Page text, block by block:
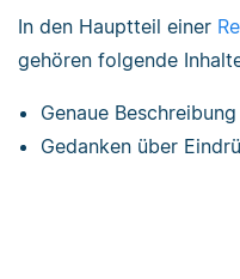
In den Hauptteil einer
gehören folgende
Genaue
Gedanken über